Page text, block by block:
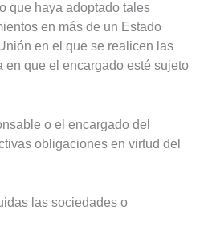
que haya adoptado tales
en más de un Estado
en el que se realicen las
que el encargado esté sujeto
o el encargado del
obligaciones en virtud del
las sociedades o